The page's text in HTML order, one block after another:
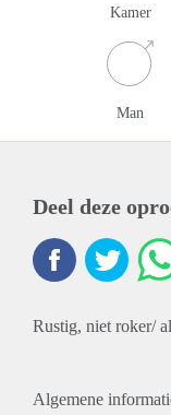
Kamer
Man
Deel deze
Rustig, niet roker/
Algemene